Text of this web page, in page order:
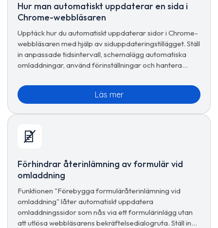
Hur man automatiskt uppdaterar en sida i
Chrome-webbläsaren
Upptäck hur du automatiskt uppdaterar sidor i Chrome-
webbläsaren med hjälp av siduppdateringstillägget. Ställ
in anpassade tidsintervall, schemalägg automatiska
omladdningar, använd förinställningar och hantera
surfning.
Läs mer
Förhindrar återinlämning av formulär vid
omladdning
Funktionen "Förebygga formuläråterinlämning vid
omladdning" låter automatiskt uppdatera
omladdningssidor som nås via ett formulärinlägg utan
att utlösa webbläsarens bekräftelsedialogruta. Ställ in